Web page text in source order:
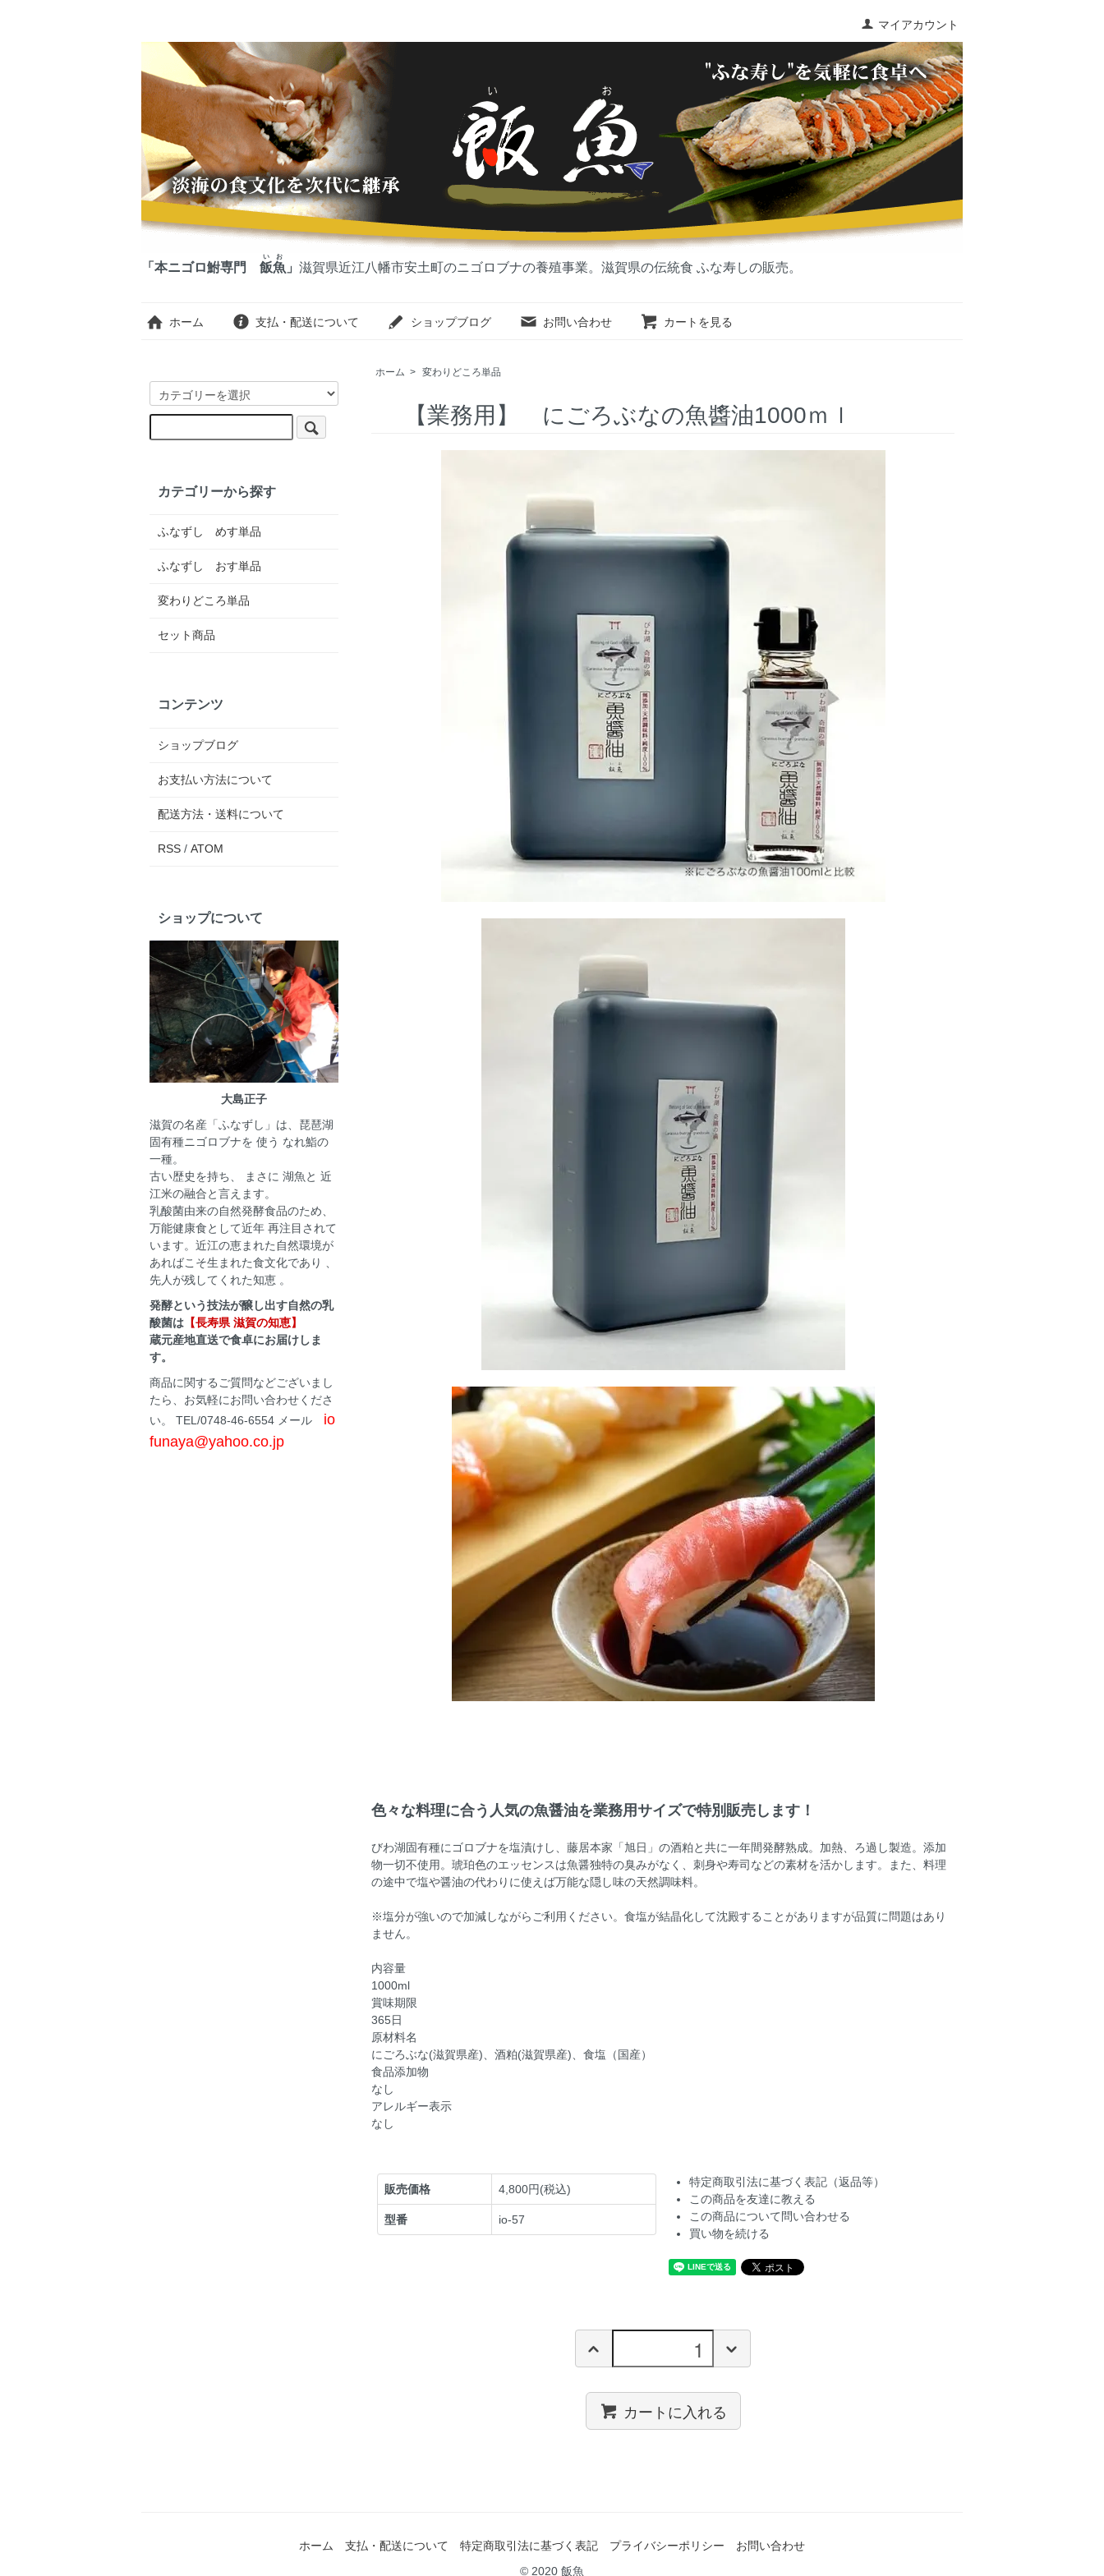
マイアカウント
「本ニゴロ鮒専門 飯魚
いお
」 滋賀県近江八幡市安土町のニゴロブナの養殖事業。滋賀県の伝統食 ふな寿しの販売。
ホーム 支払・配送について ショップブログ お問い合わせ カートを見る
ホーム > 変わりどころ単品
【業務用】 にごろぶなの魚醬油1000ｍｌ
色々な料理に合う人気の魚醤油を業務用サイズで特別販売します！
びわ湖固有種にゴロブナを塩漬けし、藤居本家「旭日」の酒粕と共に一年間発酵熟成。加熱、ろ過し製造。添加
物一切不使用。琥珀色のエッセンスは魚醤独特の臭みがなく、刺身や寿司などの素材を活かします。また、料理
の途中で塩や醤油の代わりに使えば万能な隠し味の天然調味料。
※塩分が強いので加減しながらご利用ください。食塩が結晶化して沈殿することがありますが品質に問題はあり
ません。
内容量
1000ml
賞味期限
365日
原材料名
にごろぶな(滋賀県産)、酒粕(滋賀県産)、食塩（国産）
食品添加物
なし
アレルギー表示
なし
販売価格 4,800円(税込)
型番 io-57
特定商取引法に基づく表記（返品等）
この商品を友達に教える
この商品について問い合わせる
買い物を続ける
カートに入れる
カテゴリーから探す
ふなずし めす単品
ふなずし おす単品
変わりどころ単品
セット商品
コンテンツ
ショップブログ
お支払い方法について
配送方法・送料について
RSS / ATOM
ショップについて
大島正子
滋賀の名産「ふなずし」は、琵琶湖
固有種ニゴロブナを 使う なれ鮨の
一種。
古い歴史を持ち、 まさに 湖魚と 近
江米の融合と言えます。
乳酸菌由来の自然発酵食品のため、
万能健康食として近年 再注目されて
います。近江の恵まれた自然環境が
あればこそ生まれた食文化であり 、
先人が残してくれた知恵 。
発酵という技法が醸し出す自然の乳
酸菌は 【長寿県 滋賀の知恵】
蔵元産地直送で食卓にお届けしま
す。
商品に関するご質問などございまし
たら、お気軽にお問い合わせくださ
い。 TEL/0748-46-6554 メール io
funaya@yahoo.co.jp
ホーム 支払・配送について 特定商取引法に基づく表記 プライバシーポリシー
お問い合わせ
© 2020 飯魚